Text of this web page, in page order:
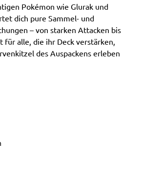
Pokémon wie Glurak und
dich pure Sammel- und
– von starken Attacken bis
alle, die ihr Deck verstärken,
des Auspackens erleben